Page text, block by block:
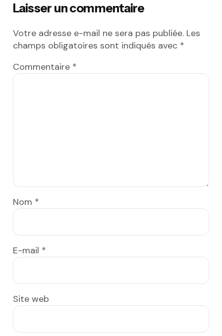
Laisser un commentaire
Votre adresse e-mail ne sera pas publiée. Les
champs obligatoires sont indiqués avec *
Commentaire *
Nom *
E-mail *
Site web